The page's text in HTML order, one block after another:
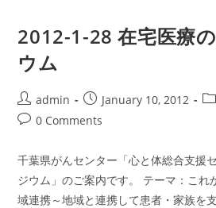
た
め
の
の
2012-1-28 在宅医療
ウム
Post
author:
admin
Post
published:
January 10, 2012
Post0 Comments
千葉県がんセンター「心と体総合支援
ジウム」のご案内です。 テーマ：これ
域連携～地域と連携して患者・家族を